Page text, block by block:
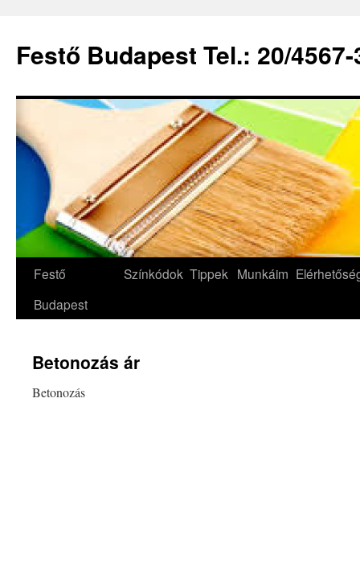
Festő Budapest Tel.: 20/
Festő
Budapest
Színkódok Tippek Munkáim
Betonozás ár
Betonozás